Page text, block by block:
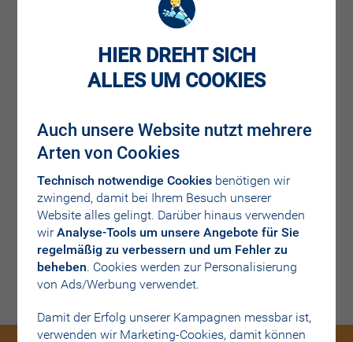
Umkreis 50 km)
HIER DREHT SICH
ALLES UM COOKIES
Auch unsere Website nutzt mehrere
Arten von Cookies
Technisch notwendige Cookies benötigen wir
zwingend, damit bei Ihrem Besuch unserer
Website alles gelingt. Darüber hinaus verwenden
wirAnalyse-Tools um unsere Angebote für Sie
regelmäßig zu verbessern und um Fehler zu
beheben. Cookies werden zur Personalisierung
von Ads/Werbung verwendet.
Damit der Erfolg unserer Kampagnen messbar ist,
verwenden wir Marketing-Cookies, damit können